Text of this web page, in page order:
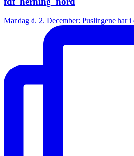
Mandag d. 2. December: Puslingene har